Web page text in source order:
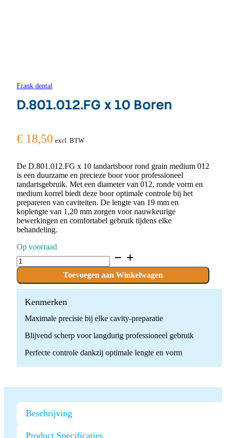
Frank dental
D.801.012.FG x 10 Boren
€ 18,50 excl. BTW
De D.801.012.FG x 10 tandartsboor rond grain medium 012
is een duurzame en precieze boor voor professioneel
tandartsgebruik. Met een diameter van 012, ronde vorm en
medium korrel biedt deze boor optimale controle bij het
prepareren van caviteiten. De lengte van 19 mm en
koplengte van 1,20 mm zorgen voor nauwkeurige
bewerkingen en comfortabel gebruik tijdens elke
behandeling.
Op voorraad
D.801.012.FG
x
Boren
quantity
Toevoegen aan Winkelwagen
Kenmerken
Maximale precisie bij elke cavity-preparatie
Blijvend scherp voor langdurig professioneel gebruik
Perfecte controle dankzij optimale lengte en vorm
Beschrijving
Product Specificaties